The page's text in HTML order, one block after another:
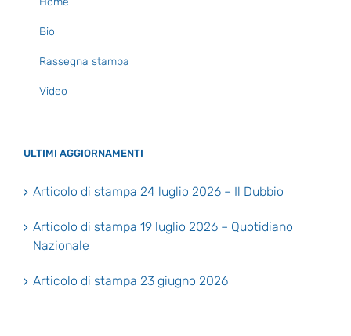
Bio
Rassegna stampa
Video
ULTIMI AGGIORNAMENTI
Articolo di stampa 24 luglio 2026 – Il Dubbio
Articolo di stampa 19 luglio 2026 – Quotidiano
Nazionale
Articolo di stampa 23 giugno 2026